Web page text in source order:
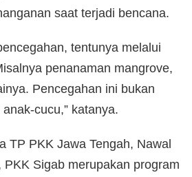
saat terjadi bencana.
tentunya melalui
penanaman mangrove,
Pencegahan ini bukan
cucu,” katanya.
TP PKK Jawa Tengah, Nawal
Sigab merupakan program